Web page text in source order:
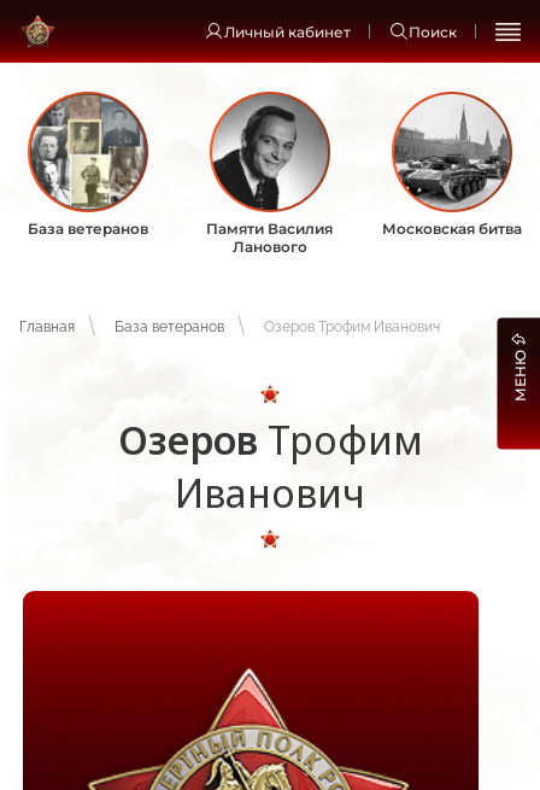
Личный кабинет Поиск
База ветеранов
Памяти Василия
Ланового
Московская битва
Главная База ветеранов Озеров Трофим Иванович
Озеров Трофим
Иванович
МЕНЮ